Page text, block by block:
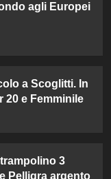
agli Europei
a Scoglitti. In
20 e Femminile
3
Pelligra argento